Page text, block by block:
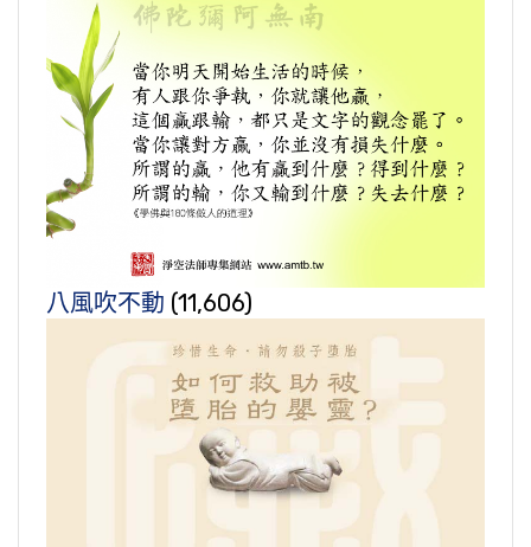
八風吹不動 (11,606)